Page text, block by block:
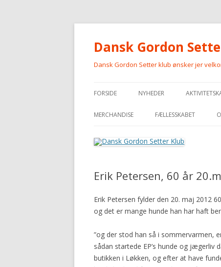
Dansk Gordon
Dansk Gordon Setter klub ønsker jer
FORSIDE NYHEDER
MERCHANDISE FÆLLESSKABET
Erik Petersen, 60 år
Erik Petersen fylder den 20. maj 2012
og det er mange hunde han har haft
”og der stod han så i sommervarmen,
sådan startede EP’s hunde og jægerliv
butikken i Løkken, og efter at have